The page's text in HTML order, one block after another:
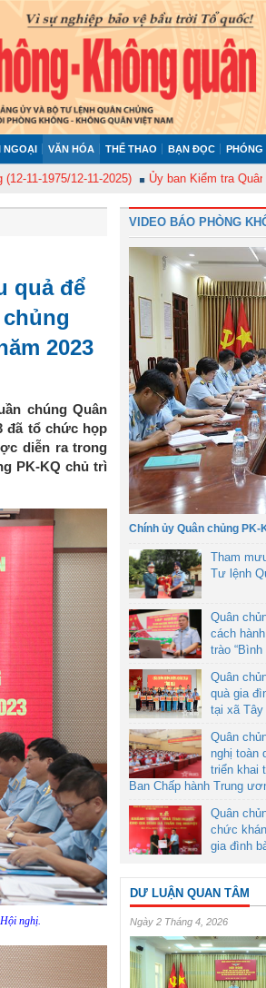
NGOẠI VĂN HÓA THỂ THAO BẠN ĐỌC PHÓNG
12-11-2025) Ủy ban Kiểm tra Quân ủy
quả để
2023
chúng Quân
đã tổ chức họp
diễn ra trong
PK-KQ chủ trì
nghị.
VIDEO BÁO PHÒNG
Chính ủy Quân chủng PK-
Tham
Tư lệnh
Quân
cách
trào
Quân
quà gia
tại xã Tây
Quân
nghị toàn
triển khai
Ban Chấp hành Trung
Quân
chức
gia đình
DƯ LUẬN QUAN TÂM
Ngày 2 Tháng 4, 2026